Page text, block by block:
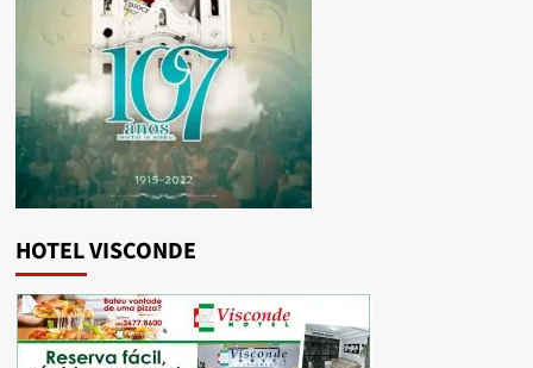
HOTEL VISCONDE